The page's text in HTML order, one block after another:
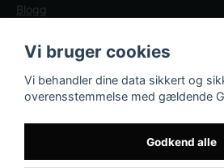
Blogg
Brugsvejledninger
Nyheder
Blogg - artiklar
Vi bruger cookies
Vi behandler dine data sikkert og
overensstemmelse med gældende
Godkend alle